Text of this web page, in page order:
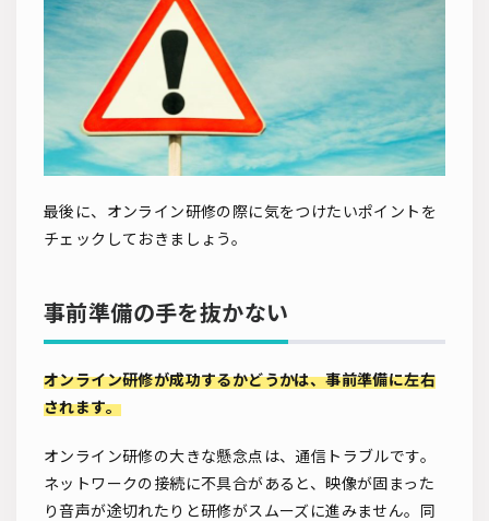
最後に、オンライン研修の際に気をつけたいポイントを
チェックしておきましょう。
事前準備の手を抜かない
オンライン研修が成功するかどうかは、事前準備に左右
されます。
オンライン研修の大きな懸念点は、通信トラブルです。
ネットワークの接続に不具合があると、映像が固まった
り音声が途切れたりと研修がスムーズに進みません。同